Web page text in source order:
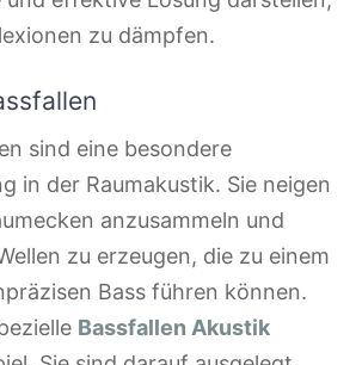
zu dämpfen.
sind eine besondere
in der Raumakustik. Sie neigen
anzusammeln und
zu erzeugen, die zu einem
Bass führen können.
Bassfallen Akustik